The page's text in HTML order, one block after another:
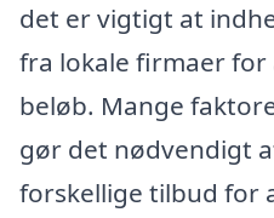
det er vigtigt at
fra lokale firmaer
beløb. Mange
gør det nødvendigt
forskellige tilbud for